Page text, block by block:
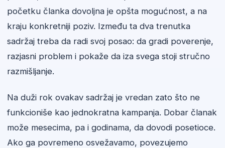
početku članka dovoljna je opšta mogućnost, a na
kraju konkretniji poziv. Između ta dva trenutka
sadržaj treba da radi svoj posao: da gradi poverenje,
razjasni problem i pokaže da iza svega stoji stručno
razmišljanje.
Na duži rok ovakav sadržaj je vredan zato što ne
funkcioniše kao jednokratna kampanja. Dobar članak
može mesecima, pa i godinama, da dovodi posetioce.
Ako ga povremeno osvežavamo, povezujemo